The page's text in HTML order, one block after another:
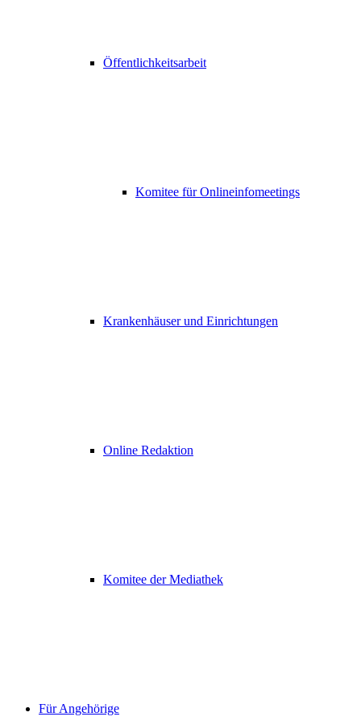
Öffentlichkeitsarbeit
Komitee für Onlineinfomeetings
Krankenhäuser und Einrichtungen
Online Redaktion
Komitee der Mediathek
Für Angehörige